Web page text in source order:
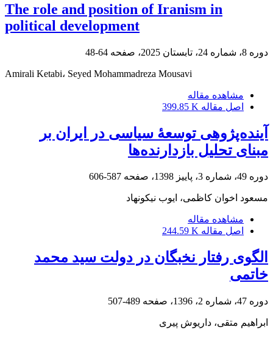
The role and position of Iranism in
political development
دوره 8، شماره 24، تابستان 2025، صفحه 64-48
Amirali Ketabi، Seyed Mohammadreza Mousavi
مشاهده مقاله
اصل مقاله 399.85 K
آینده‌پژوهی توسعۀ سیاسی در ایران بر
مبنای تحلیل بازدارنده‌ها
دوره 49، شماره 3، پاییز 1398، صفحه 587-606
مسعود اخوان کاظمی، ایوب نیکونهاد
مشاهده مقاله
اصل مقاله 244.59 K
الگوی رفتار نخبگان در دولت سید محمد
خاتمی
دوره 47، شماره 2، 1396، صفحه 489-507
ابراهیم متقی، داریوش پیری